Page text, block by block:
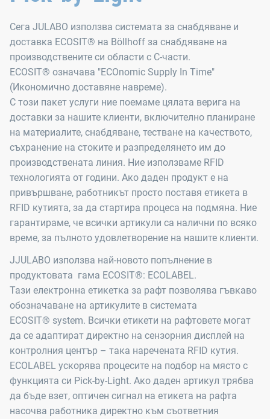
Сега JULABO използва системата за снабдяване и
доставка ECOSIT® на Böllhoff за снабдяване на
производствените си области с C-части.
ECOSIT® означава "ECOnomic Supply In Time"
(Икономично доставяне навреме).
С този пакет услуги ние поемаме цялата верига на
доставки за нашите клиенти, включително планиране
на материалите, снабдяване, тестване на качеството,
съхранение на стоките и разпределянето им до
производствената линия. Ние използваме RFID
технологията от години. Ако даден продукт е на
привършване, работникът просто поставя етикета в
RFID кутията, за да стартира процеса на подмяна. Ние
гарантираме, че всички артикули са налични по всяко
време, за пълното удовлетворение на нашите клиенти.
JJULABO използва най-новото попълнение в
продуктовата гама ECOSIT®: ECOLABEL.
Тази електронна етикетка за рафт позволява гъвкаво
обозначаване на артикулите в системата
ECOSIT® system. Всички етикети на рафтовете могат
да се адаптират директно на сензорния дисплей на
контролния център – така наречената RFID кутия.
ECOLABEL ускорява процесите на подбор на място с
функцията си Pick-by-Light. Ако даден артикул трябва
да бъде взет, оптичен сигнал на етикета на рафта
насочва работника директно към съответния